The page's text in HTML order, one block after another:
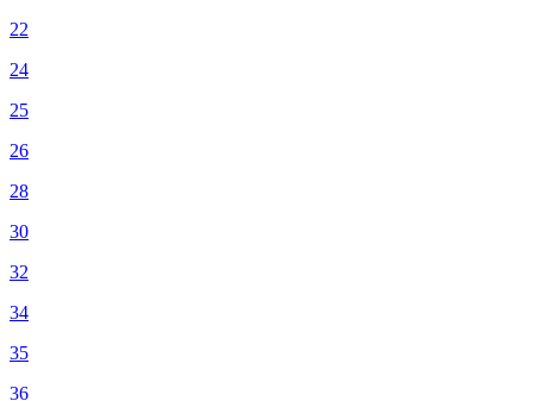
22
24
25
26
28
30
32
34
35
36